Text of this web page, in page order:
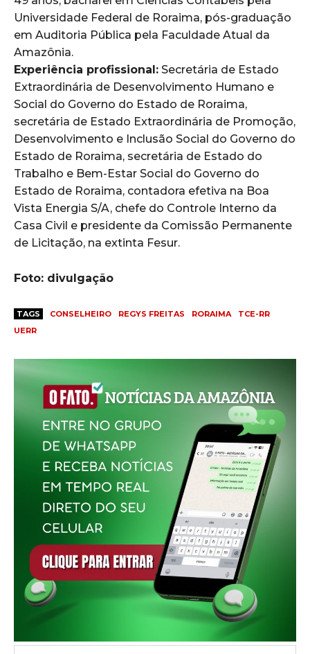
Universidade Federal de Roraima, pós-graduação
em Auditoria Pública pela Faculdade Atual da
Amazônia.
Experiência profissional: Secretária de Estado
Extraordinária de Desenvolvimento Humano e
Social do Governo do Estado de Roraima,
secretária de Estado Extraordinária de Promoção,
Desenvolvimento e Inclusão Social do Governo do
Estado de Roraima, secretária de Estado do
Trabalho e Bem-Estar Social do Governo do
Estado de Roraima, contadora efetiva na Boa
Vista Energia S/A, chefe do Controle Interno da
Casa Civil e presidente da Comissão Permanente
de Licitação, na extinta Fesur.
Foto: divulgação
TAGS CONSELHEIRO REGYS FREITAS RORAIMA
TCE-RR
UERR